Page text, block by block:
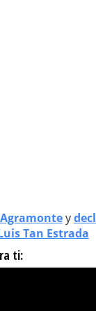
y
Tan Estrada
ti: